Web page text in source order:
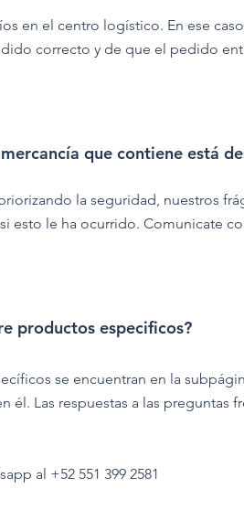
en el centro logístico. En ese
correcto y de que el pedido
que contiene está
la seguridad, nuestros
esto le ha ocurrido. Comunicate
productos especificos?
se encuentran en la
Las respuestas a las preguntas
al +52 551 399 2581